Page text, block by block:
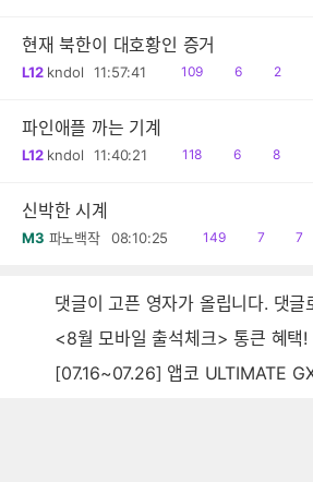
현재 북한이 대호황인 증거
L12 kndol 11:57:41
읽
109
공
6
댓
2
파인애플 까는 기계
L12 kndol 11:40:21
읽
118
공
6
댓
8
신박한 시계
M3 파노백작 08:10:25
읽
149
공
7
댓
7
댓글이 고픈 영자가 올립니다. 댓글
<8월 모바일 출석체크> 통큰 혜택
[07.16~07.26] 앱코 ULTIMATE GX850 80PLUS골